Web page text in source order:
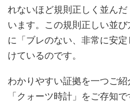
れないほど規則正しく並ん
います。この規則正しい並
に「ブレのない、非常に安
けているのです。
わかりやすい証拠を一つご紹
「クォーツ時計」をご存知